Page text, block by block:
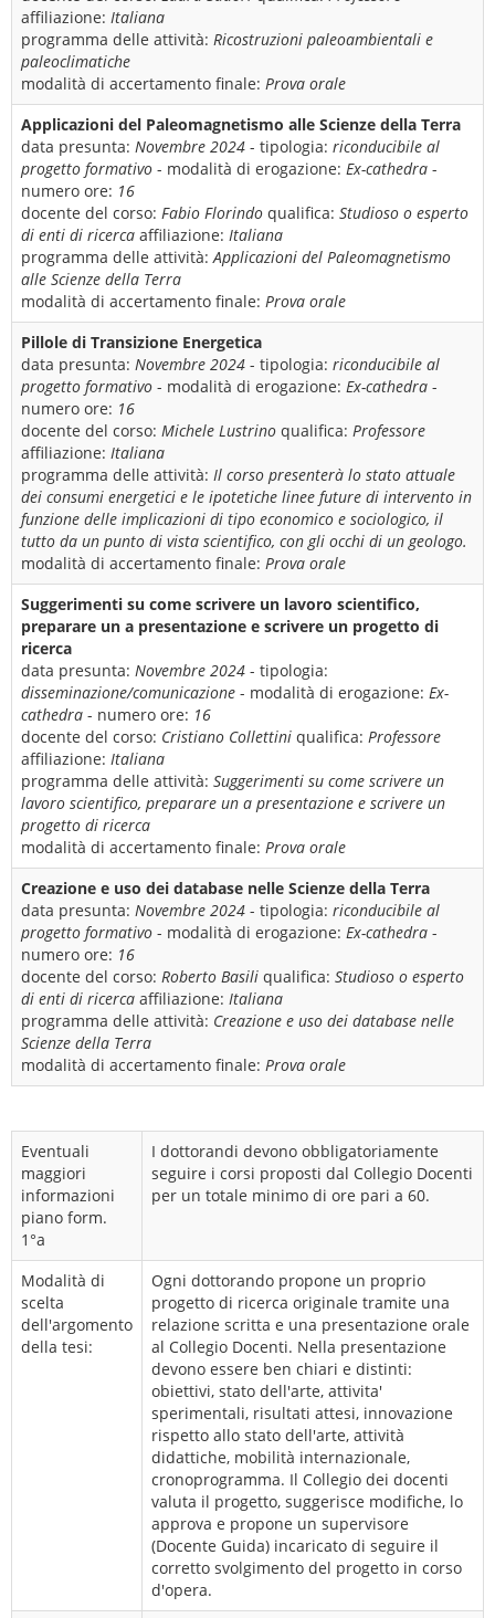
affiliazione: Italiana
programma delle attività: Ricostruzioni paleoambientali e
paleoclimatiche
modalità di accertamento finale: Prova orale
Applicazioni del Paleomagnetismo alle Scienze della Terra
data presunta: Novembre 2024 - tipologia: riconducibile al
progetto formativo - modalità di erogazione: Ex-cathedra -
numero ore: 16
docente del corso: Fabio Florindo qualifica: Studioso o esperto
di enti di ricerca affiliazione: Italiana
programma delle attività:Applicazioni del Paleomagnetismo
alle Scienze della Terra
modalità di accertamento finale: Prova orale
Pillole di Transizione Energetica
data presunta: Novembre 2024 - tipologia: riconducibile al
progetto formativo - modalità di erogazione: Ex-cathedra -
numero ore: 16
docente del corso: Michele Lustrino qualifica: Professore
affiliazione: Italiana
programma delle attività: Il corso presenterà lo stato attuale
dei consumi energetici e le ipotetiche linee future di intervento in
funzione delle implicazioni di tipo economico e sociologico, il
tutto da un punto di vista scientifico, con gli occhi di un geologo.
modalità di accertamento finale: Prova orale
Suggerimenti su come scrivere un lavoro scientifico,
preparare un a presentazione e scrivere un progetto di
ricerca
data presunta: Novembre 2024 - tipologia:
disseminazione/comunicazione - modalità di erogazione: Ex-
cathedra - numero ore: 16
docente del corso: Cristiano Collettini qualifica: Professore
affiliazione: Italiana
programma delle attività: Suggerimenti su come scrivere un
lavoro scientifico, preparare un a presentazione e scrivere un
progetto di ricerca
modalità di accertamento finale: Prova orale
Creazione e uso dei database nelle Scienze della Terra
data presunta: Novembre 2024 - tipologia: riconducibile al
progetto formativo - modalità di erogazione: Ex-cathedra -
numero ore: 16
docente del corso: Roberto Basili qualifica: Studioso o esperto
di enti di ricerca affiliazione: Italiana
programma delle attività: Creazione e uso dei database nelle
Scienze della Terra
modalità di accertamento finale: Prova orale
Eventuali
maggiori
informazioni
piano form.
1°a
I dottorandi devono obbligatoriamente
seguire i corsi proposti dal Collegio Docenti
per un totale minimo di ore pari a 60.
Modalità di
scelta
dell'argomento
della tesi:
Ogni dottorando propone un proprio
progetto di ricerca originale tramite una
relazione scritta e una presentazione orale
al Collegio Docenti. Nella presentazione
devono essere ben chiari e distinti:
obiettivi, stato dell'arte, attivita'
sperimentali, risultati attesi, innovazione
rispetto allo stato dell'arte, attività
didattiche, mobilità internazionale,
cronoprogramma. Il Collegio dei docenti
valuta il progetto, suggerisce modifiche, lo
approva e propone un supervisore
(Docente Guida) incaricato di seguire il
corretto svolgimento del progetto in corso
d'opera.